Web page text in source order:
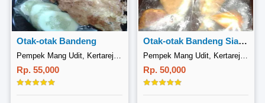
Otak-otak Bandeng
Rp. 55,000
Otak-otak Bandeng Siap Goreng
Rp. 50,000